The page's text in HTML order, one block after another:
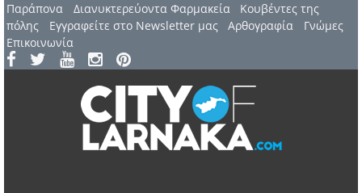
Παράπονα Διανυκτερεύοντα Φαρμακεία
Kουβέντες της
πόλης
Εγγραφείτε στο Newsletter μας Αρθογραφία
Γνώμες
Επικοινωνία